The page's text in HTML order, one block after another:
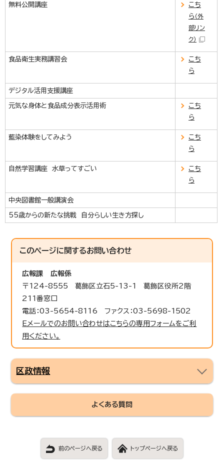
無料公開講座
こち
ら （外
部リン
ク）
食品衛生実務講習会
こち
ら
デジタル活用支援講座
元気な身体と食品成分表示活用術
こち
ら
藍染体験をしてみよう
こち
ら
自然学習講座 水草ってすごい
こち
ら
中央図書館一般講演会
55歳からの新たな挑戦 自分らしい生き方探し
このページに関するお問い合わせ
広報課
広報係
〒124-8555 葛飾区立石5-13-1 葛飾区役所2階
211番窓口
電話：03-5654-8116 ファクス：03-5698-1502
Eメールでのお問い合わせはこちらの専用フォームをご利
用ください。
区政情報
よくある質問
前のページへ戻る トップページへ戻る